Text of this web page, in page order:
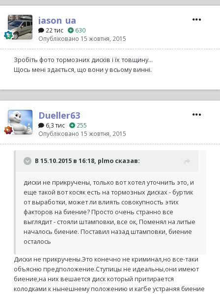
jason_ua
22 тис
630
Опубліковано 15 жовтня, 2015
Зробіть фото тормозних дисків і їх товщину...
Щось мені здається, що вони у всьому винні.
Dueller63
6,3 тис
255
Опубліковано 15 жовтня, 2015
В 15.10.2015 в 16:18, plmo сказав:
диски не прикручены, только вот хотел уточнить это, и
еще такой вот косяк есть на тормозных дисках - буртик
от выработки, может ли влиять совокупность этих
факторов на биение? Просто очень странно все
выглядит - стояли штамповки, все ок, Поменял на литые
началось биение. Поставил назад штамповки, биение
осталось
Диски не прикручены.Это конечно не криминал,но все-таки
объясню предположение.Ступицы не идеальны,они имеют
биение,на них вешается диск который притирается
колодками к нынешнему положению и кагбе устраняя биение